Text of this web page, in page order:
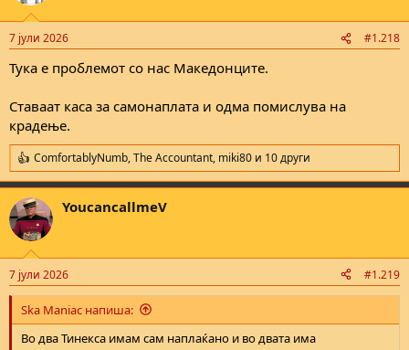
7 јули 2026 #1.218
Тука е проблемот со нас Македонците.
Ставаат каса за самонаплата и одма помислува на
крадење.
R
e
a
c
t
i
n
s
:
ComfortablyNumb,The Accountant, miki80 и 10 други
YoucancallmeV
7 јули 2026 #1.219
Ska Maniac напиша:
Во два Тинекса имам сам наплаќано и во двата има